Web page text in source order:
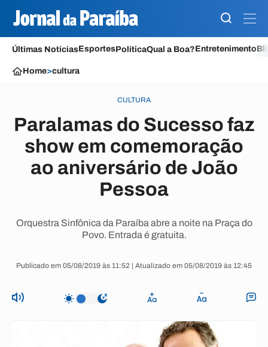
Últimas NotíciasEsportesPolíticaQual a Boa?Entretenimento
Home>cultura
CULTURA
Paralamas do Sucesso faz
show em comemoração
ao aniversário de João
Pessoa
Orquestra Sinfônica da Paraíba abre a noite na Praça do
Povo. Entrada é gratuita.
Publicado em 05/08/2019 às 11:52 | Atualizado em 05/08/2019 às 12:45